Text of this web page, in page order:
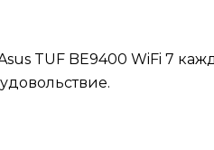
TUF BE9400 WiFi 7